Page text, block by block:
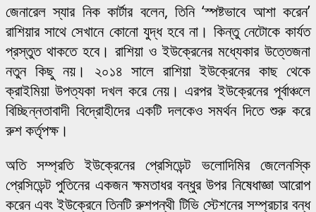
জেনারেল স্যার নিক কার্টার বলেন, তিনি ‘স্পষ্টভাবে আশা করেন’
রাশিয়ার সাথে সেখানে কোনো যুদ্ধ হবে না। কিন্তু নেটোকে কার্যত
প্রস্তুত থাকতে হবে। রাশিয়া ও ইউক্রেনের মধ্যেকার উত্তেজনা
নতুন কিছু নয়। ২০১৪ সালে রাশিয়া ইউক্রেনের কাছ থেকে
ক্রাইমিয়া উপত্যকা দখল করে নেয়। এরপর ইউক্রেনের পূর্বাঞ্চলে
বিচ্ছিন্নতাবাদী বিদ্রোহীদের একটি দলকেও সমর্থন দিতে শুরু করে
রুশ কর্তৃপক্ষ।
অতি সম্প্রতি ইউক্রেনের প্রেসিডেন্ট ভলোদিমির জেলেনস্কি
প্রেসিডেন্ট পুতিনের একজন ক্ষমতাধর বন্ধুর উপর নিষেধাজ্ঞা আরোপ
করেন এবং ইউক্রেনে তিনটি রুশপন্থী টিভি স্টেশনের সম্প্রচার বন্ধ